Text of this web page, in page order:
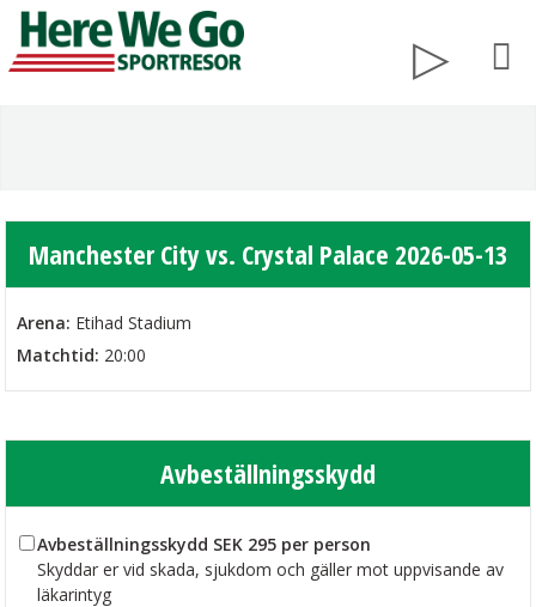
Manchester City vs. Crystal Palace 2026-05-13
Arena: Etihad Stadium
Matchtid: 20:00
Avbeställningsskydd
Avbeställningsskydd SEK 295 per person
Skyddar er vid skada, sjukdom och gäller mot uppvisande av
läkarintyg